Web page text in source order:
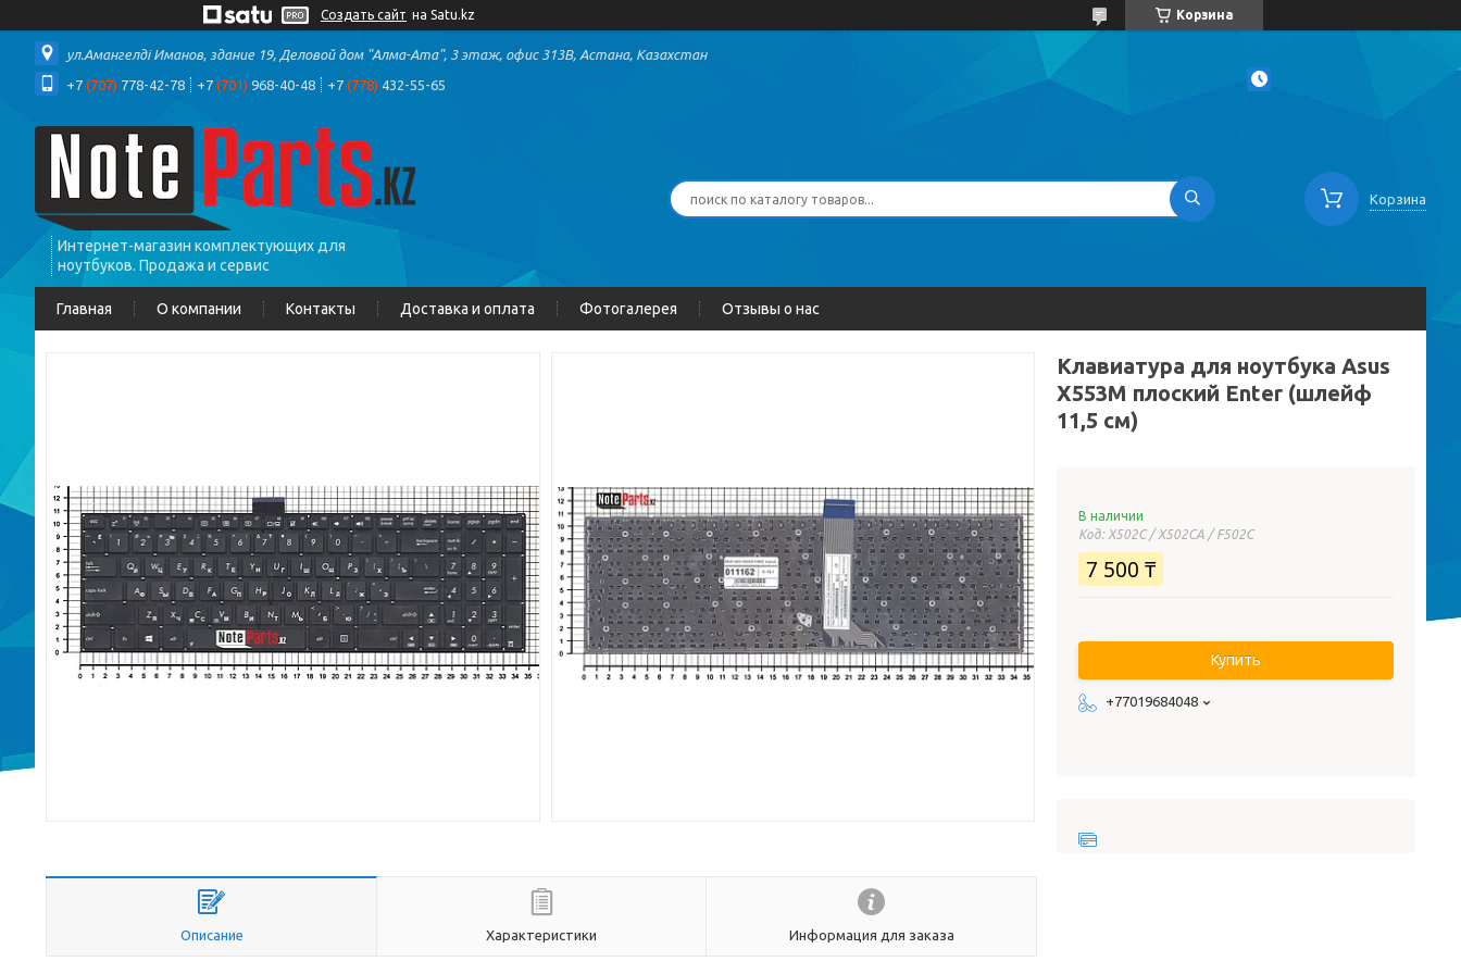
Создать сайт на Satu.kz Корзина
ул.Амангелді Иманов, здание 19, Деловой дом "Алма-Ата", 3 этаж, офис 313В, Астана, Казахстан
+7 (707) 778-42-78 +7 (701) 968-40-48 +7 (778) 432-55-65
Интернет-магазин комплектующих для
ноутбуков. Продажа и сервис
Корзина
Главная О компании Контакты Доставка и оплата Фотогалерея Отзывы о нас
Описание Характеристики Информация для заказа
Клавиатура для ноутбука Asus
X553M плоский Enter (шлейф
11,5 см)
В наличии
Код: X502C / X502CA / F502C
7 500 ₸
Купить
+77019684048